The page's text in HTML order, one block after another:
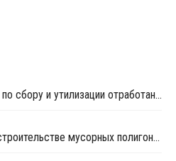
Минприроды усилит работу по сбору и утилизации отработанных шин
ФАС раскрыла сговор при строительстве мусорных полигонов на 14,9 млрд рублей